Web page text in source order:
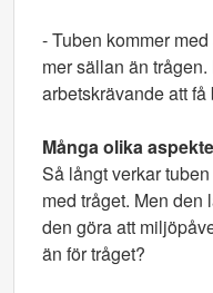
- Tuben kommer
mer sällan än
arbetskrävande att
Många olika
Så långt verkar
med tråget. Men den
den göra att
än för tråget?